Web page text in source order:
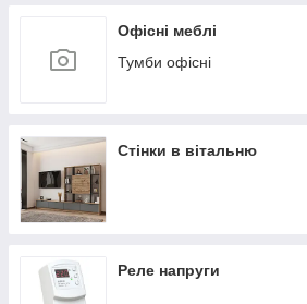
Офісні меблі
Тумби офісні
Стінки в вітальню
Реле напруги